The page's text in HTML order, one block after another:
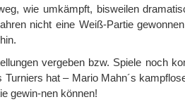
wie umkämpft, bisweilen
nicht eine Weiß-Partie
vergeben bzw. Spiele noch
hat – Mario Mahn´s
gewin-nen können!